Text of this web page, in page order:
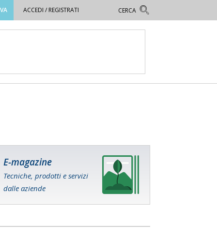
ACCEDI / REGISTRATI
E-magazine
Tecniche, prodotti e servizi
dalle aziende